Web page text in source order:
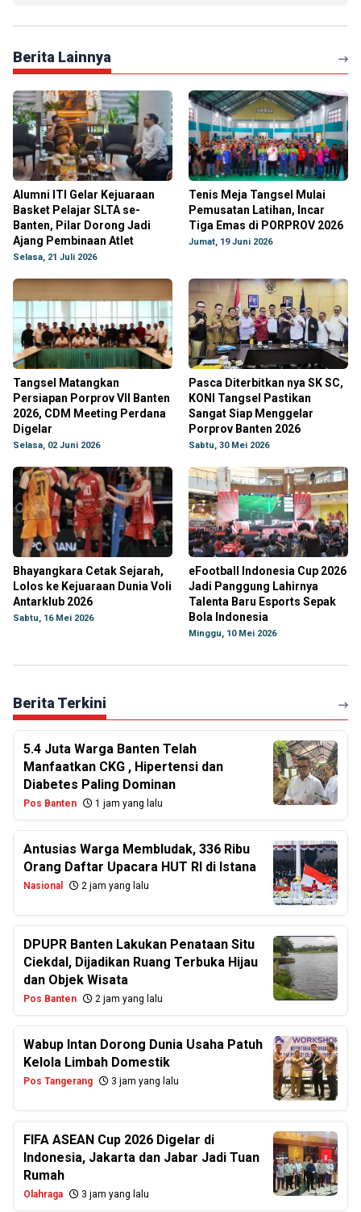
Berita Lainnya
Alumni ITI Gelar Kejuaraan
Basket Pelajar SLTA se-
Banten, Pilar Dorong Jadi
Ajang Pembinaan Atlet
Selasa, 21 Juli 2026
Tenis Meja Tangsel Mulai
Pemusatan Latihan, Incar
Tiga Emas di PORPROV 2026
Jumat, 19 Juni 2026
Tangsel Matangkan
Persiapan Porprov VII Banten
2026, CDM Meeting Perdana
Digelar
Selasa, 02 Juni 2026
Pasca Diterbitkan nya SK SC,
KONI Tangsel Pastikan
Sangat Siap Menggelar
Porprov Banten 2026
Sabtu, 30 Mei 2026
Bhayangkara Cetak Sejarah,
Lolos ke Kejuaraan Dunia Voli
Antarklub 2026
Sabtu, 16 Mei 2026
eFootball Indonesia Cup 2026
Jadi Panggung Lahirnya
Talenta Baru Esports Sepak
Bola Indonesia
Minggu, 10 Mei 2026
Berita Terkini
5.4 Juta Warga Banten Telah
Manfaatkan CKG , Hipertensi dan
Diabetes Paling Dominan
Pos Banten 1 jam yang lalu
Antusias Warga Membludak, 336 Ribu
Orang Daftar Upacara HUT RI di Istana
Nasional 2 jam yang lalu
DPUPR Banten Lakukan Penataan Situ
Ciekdal, Dijadikan Ruang Terbuka Hijau
dan Objek Wisata
Pos Banten 2 jam yang lalu
Wabup Intan Dorong Dunia Usaha Patuh
Kelola Limbah Domestik
Pos Tangerang 3 jam yang lalu
FIFA ASEAN Cup 2026 Digelar di
Indonesia, Jakarta dan Jabar Jadi Tuan
Rumah
Olahraga 3 jam yang lalu